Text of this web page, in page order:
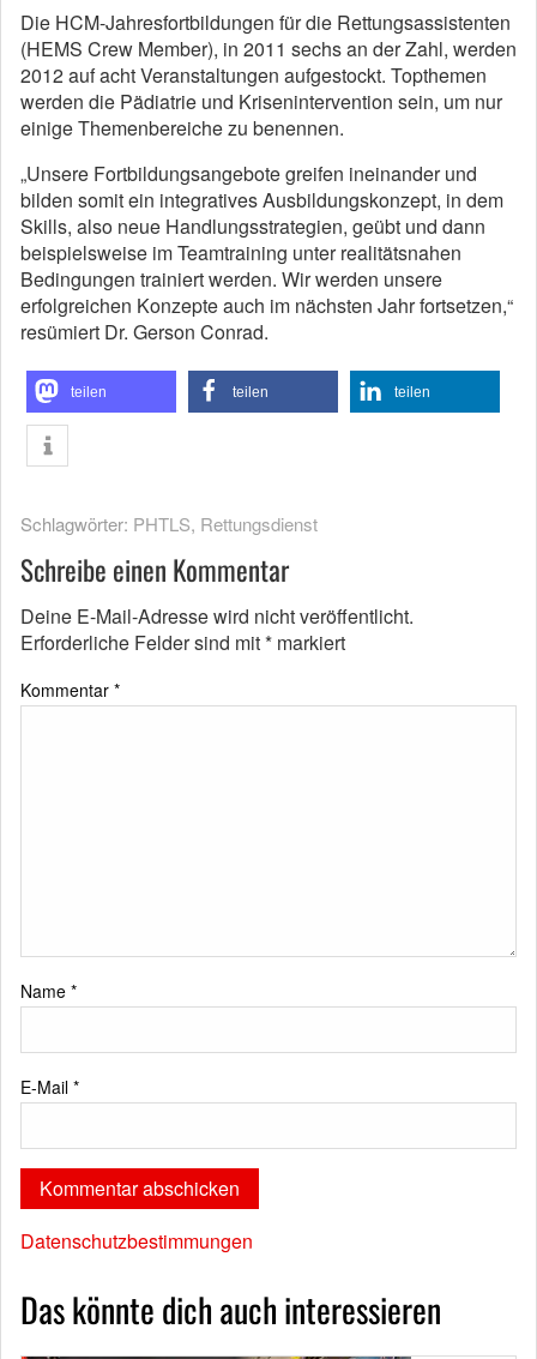
Die HCM-Jahresfortbildungen für die Rettungsassistenten
(HEMS Crew Member), in 2011 sechs an der Zahl, werden
2012 auf acht Veranstaltungen aufgestockt. Topthemen
werden die Pädiatrie und Krisenintervention sein, um nur
einige Themenbereiche zu benennen.
„Unsere Fortbildungsangebote greifen ineinander und
bilden somit ein integratives Ausbildungskonzept, in dem
Skills, also neue Handlungsstrategien, geübt und dann
beispielsweise im Teamtraining unter realitätsnahen
Bedingungen trainiert werden. Wir werden unsere
erfolgreichen Konzepte auch im nächsten Jahr fortsetzen,“
resümiert Dr. Gerson Conrad.
teilen teilen teilen
Schlagwörter: PHTLS, Rettungsdienst
Schreibe einen Kommentar
Deine E-Mail-Adresse wird nicht veröffentlicht.
Erforderliche Felder sind mit* markiert
Kommentar *
Name *
E-Mail *
Datenschutzbestimmungen
Das könnte dich auch interessieren